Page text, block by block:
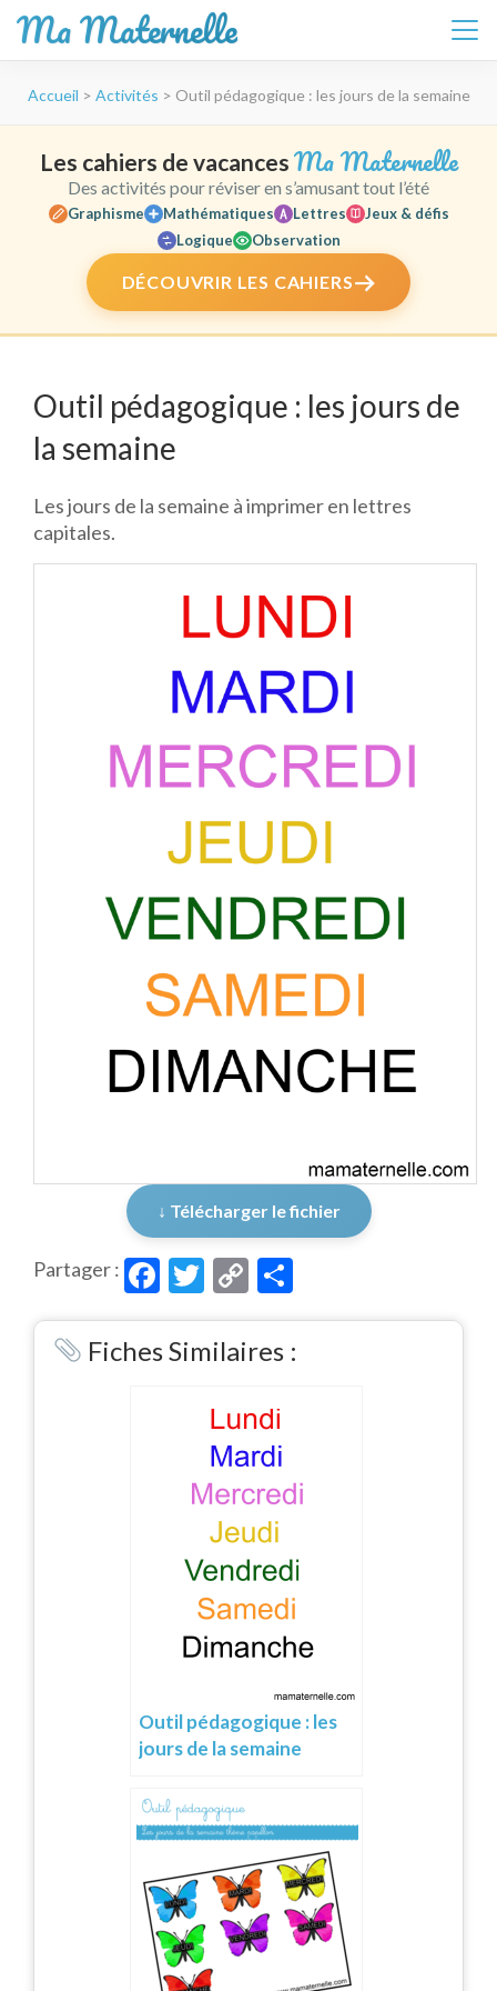
Ma Maternelle
(Pressez
Entrée)
Accueil > Activités > Outil pédagogique : les jours de la semaine
Les cahiers de vacances Ma Maternelle
Des activités pour réviser en s’amusant tout l’été
Graphisme Mathématiques Lettres
Jeux & défis
Logique
Observation
DÉCOUVRIR LES CAHIERS
Outil pédagogique : les jours de
la semaine
Les jours de la semaine à imprimer en lettres
capitales.
↓ Télécharger le fichier
Partager : Facebook
Twitter
Copy
Link
Fiches Similaires :
Outil pédagogique : les
jours de la semaine